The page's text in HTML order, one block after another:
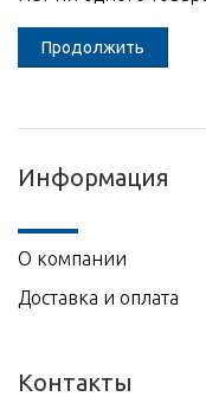
Продолжить
Информация
О компании
Доставка и оплата
Контакты